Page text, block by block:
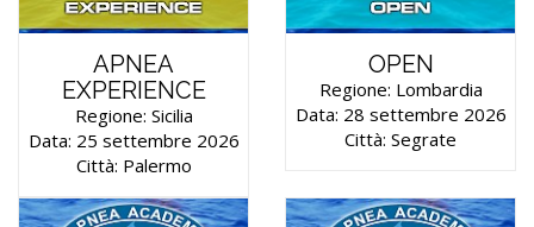
APNEA
EXPERIENCE
Regione: Sicilia
Data: 25 settembre 2026
Città: Palermo
OPEN
Regione: Lombardia
Data: 28 settembre 2026
Città: Segrate